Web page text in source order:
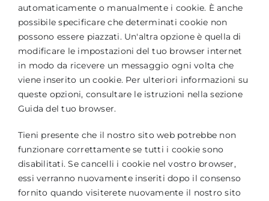
automaticamente o manualmente i cookie. È anche
possibile specificare che determinati cookie non
possono essere piazzati. Un'altra opzione è quella di
modificare le impostazioni del tuo browser internet
in modo da ricevere un messaggio ogni volta che
viene inserito un cookie. Per ulteriori informazioni su
queste opzioni, consultare le istruzioni nella sezione
Guida del tuo browser.
Tieni presente che il nostro sito web potrebbe non
funzionare correttamente se tutti i cookie sono
disabilitati. Se cancelli i cookie nel vostro browser,
essi verranno nuovamente inseriti dopo il consenso
fornito quando visiterete nuovamente il nostro sito